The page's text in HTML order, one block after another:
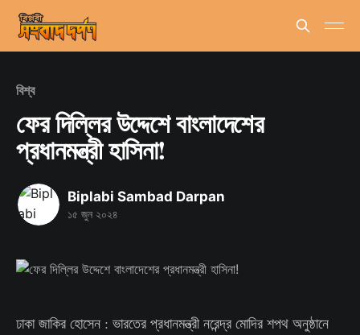
বিশ্ব
ফের দিল্লির উদ্দেশে বাংলাদেশের
প্রধানমন্ত্রী হাসিনা!
Biplabi Sambad Darpan
১৫ জুন ২০২৪
ঢাকা জাকির হোসেন : ভারতের প্রধানমন্ত্রী নরেন্দ্র মোদির শপথ অনুষ্ঠানে